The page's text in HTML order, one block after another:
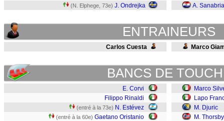
(N. Elphege, 73e) J. Ondrejka
A. Sanabria
ENTRAINEURS
Carlos Cuesta Marco
BANCS DE
E. Corvi
Filippo Rinaldi
(entré à la 73e) N. Estévez
(entré à la 60e) Gaetano Oristanio
Marco
Lapo
M. Djuric
M. Thorsby